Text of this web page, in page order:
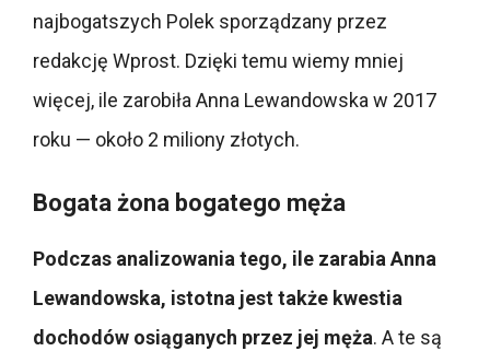
najbogatszych Polek sporządzany przez
redakcję Wprost. Dzięki temu wiemy mniej
więcej, ile zarobiła Anna Lewandowska w 2017
roku — około 2 miliony złotych.
Bogata żona bogatego męża
Podczas analizowania tego, ile zarabia Anna
Lewandowska, istotna jest także kwestia
dochodów osiąganych przez jej męża. A te są